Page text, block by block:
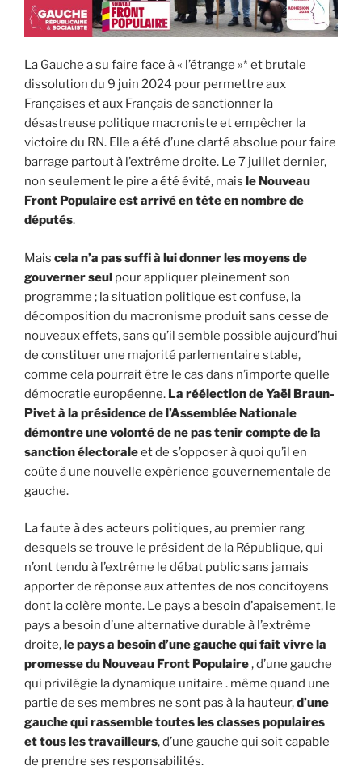
La Gauche a su faire face à « l’étrange »* et brutale
dissolution du 9 juin 2024 pour permettre aux
Françaises et aux Français de sanctionner la
désastreuse politique macroniste et empêcher la
victoire du RN. Elle a été d’une clarté absolue pour faire
barrage partout à l’extrême droite. Le 7 juillet dernier,
non seulement le pire a été évité, mais le Nouveau
Front Populaire est arrivé en tête en nombre de
députés.
Mais cela n’a pas suffi à lui donner les moyens de
gouverner seul pour appliquer pleinement son
programme ; la situation politique est confuse, la
décomposition du macronisme produit sans cesse de
nouveaux effets, sans qu’il semble possible aujourd’hui
de constituer une majorité parlementaire stable,
comme cela pourrait être le cas dans n’importe quelle
démocratie européenne. La réélection de Yaël Braun-
Pivet à la présidence de l’Assemblée Nationale
démontre une volonté de ne pas tenir compte de la
sanction électoraleet de s’opposer à quoi qu’il en
coûte à une nouvelle expérience gouvernementale de
gauche.
La faute à des acteurs politiques, au premier rang
desquels se trouve le président de la République, qui
n’ont tendu à l’extrême le débat public sans jamais
apporter de réponse aux attentes de nos concitoyens
dont la colère monte. Le pays a besoin d’apaisement, le
pays a besoin d’une alternative durable à l’extrême
droite,le pays a besoin d’une gauche qui fait vivre la
promesse du Nouveau Front Populaire, d’une gauche
qui privilégie la dynamique unitaire . même quand une
partie de ses membres ne sont pas à la hauteur,d’une
gauche qui rassemble toutes les classes populaires
et tous les travailleurs, d’une gauche qui soit capable
de prendre ses responsabilités.